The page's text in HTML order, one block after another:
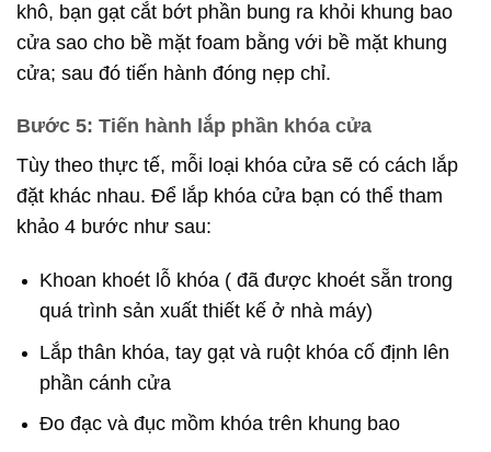
khô, bạn gạt cắt bớt phần bung ra khỏi khung bao
cửa sao cho bề mặt foam bằng với bề mặt khung
cửa; sau đó tiến hành đóng nẹp chỉ.
Bước 5: Tiến hành lắp phần khóa cửa
Tùy theo thực tế, mỗi loại khóa cửa sẽ có cách lắp
đặt khác nhau. Để lắp khóa cửa bạn có thể tham
khảo 4 bước như sau:
Khoan khoét lỗ khóa ( đã được khoét sẵn trong
quá trình sản xuất thiết kế ở nhà máy)
Lắp thân khóa, tay gạt và ruột khóa cố định lên
phần cánh cửa
Đo đạc và đục mồm khóa trên khung bao